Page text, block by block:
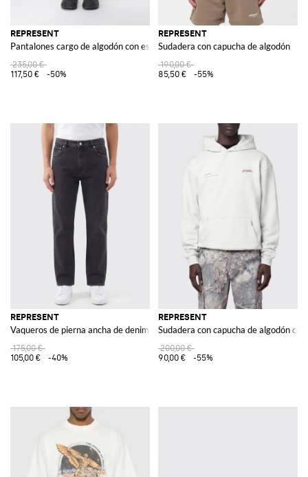
REPRESENT
Pantalones cargo de algodón con estampado de camuflaje
235,00 €
117,50 €
-50%
REPRESENT
Sudadera con capucha de algodón
190,00 €
85,50 €
-55%
REPRESENT
Vaqueros de pierna ancha de denim de algodón usado
175,00 €
105,00 €
-40%
REPRESENT
Sudadera con capucha de algodón
200,00 €
90,00 €
-55%